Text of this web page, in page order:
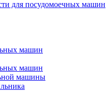
для посудомоечных машин
машин
машин
машины